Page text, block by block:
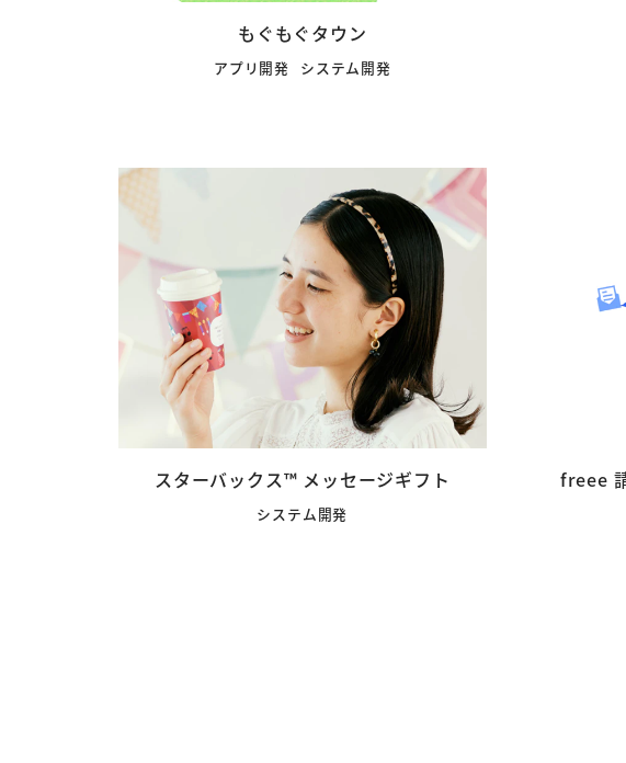
もぐもぐタウン
アプリ開発 システム開発
スターバックス™ メッセージギフト
システム開発
freee